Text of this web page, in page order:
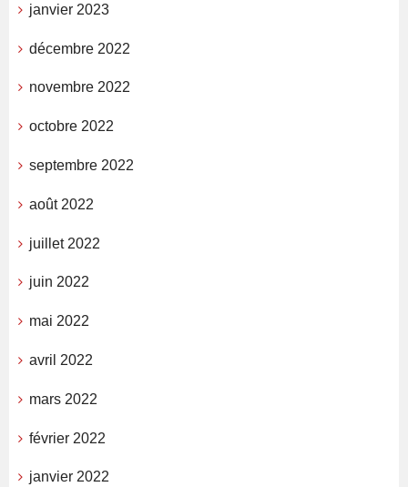
janvier 2023
décembre 2022
novembre 2022
octobre 2022
septembre 2022
août 2022
juillet 2022
juin 2022
mai 2022
avril 2022
mars 2022
février 2022
janvier 2022